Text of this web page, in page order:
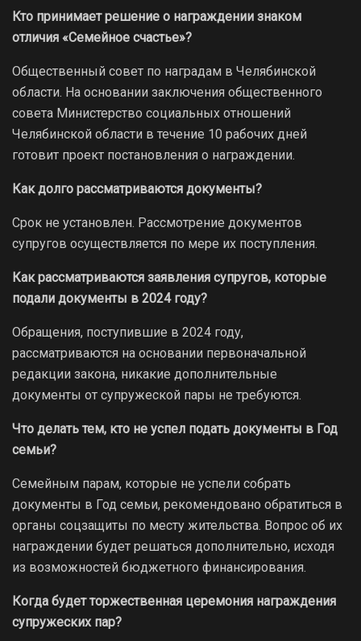
Кто принимает решение о награждении знаком
отличия «Семейное счастье»?
Общественный совет по наградам в Челябинской
области. На основании заключения общественного
совета Министерство социальных отношений
Челябинской области в течение 10 рабочих дней
готовит проект постановления о награждении.
Как долго рассматриваются документы?
Срок не установлен. Рассмотрение документов
супругов осуществляется по мере их поступления.
Как рассматриваются заявления супругов, которые
подали документы в 2024 году?
Обращения, поступившие в 2024 году,
рассматриваются на основании первоначальной
редакции закона, никакие дополнительные
документы от супружеской пары не требуются.
Что делать тем, кто не успел подать документы в Год
семьи?
Семейным парам, которые не успели собрать
документы в Год семьи, рекомендовано обратиться в
органы соцзащиты по месту жительства. Вопрос об их
награждении будет решаться дополнительно, исходя
из возможностей бюджетного финансирования.
Когда будет торжественная церемония награждения
супружеских пар?